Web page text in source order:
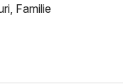
Familie